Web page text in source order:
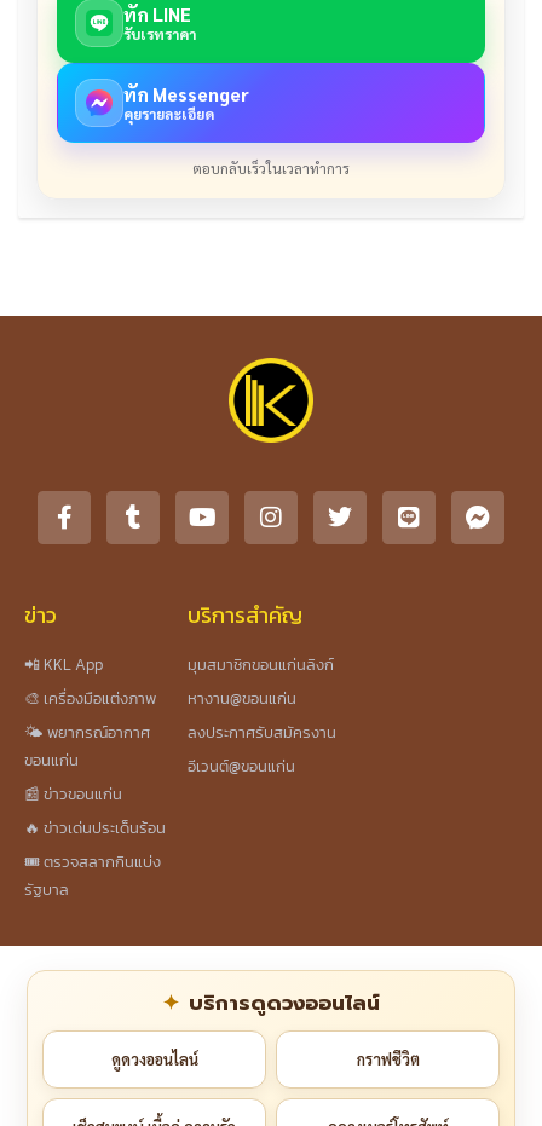
ทัก LINE
รับเรทราคา
ทัก Messenger
คุยรายละเอียด
ตอบกลับเร็วในเวลาทำการ
ข่าว
📲 KKL App
🎨 เครื่องมือแต่งภาพ
🌤️ พยากรณ์อากาศ
ขอนแก่น
📰 ข่าวขอนแก่น
🔥 ข่าวเด่นประเด็นร้อน
🎟️ ตรวจสลากกินแบ่ง
รัฐบาล
บริการสำคัญ
มุมสมาชิกขอนแก่นลิงก์
หางาน@ขอนแก่น
ลงประกาศรับสมัครงาน
อีเวนต์@ขอนแก่น
บริการดูดวงออนไลน์
ดูดวงออนไลน์ กราฟชีวิต